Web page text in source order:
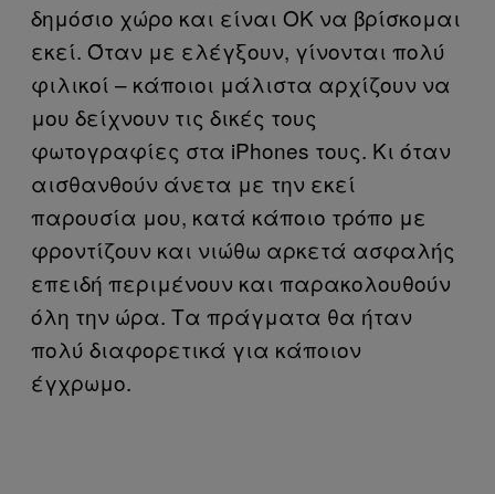
δημόσιο χώρο και είναι ΟΚ να βρίσκομαι
εκεί. Όταν με ελέγξουν, γίνονται πολύ
φιλικοί – κάποιοι μάλιστα αρχίζουν να
μου δείχνουν τις δικές τους
φωτογραφίες στα iPhones τους. Κι όταν
αισθανθούν άνετα με την εκεί
παρουσία μου, κατά κάποιο τρόπο με
φροντίζουν και νιώθω αρκετά ασφαλής
επειδή περιμένουν και παρακολουθούν
όλη την ώρα. Τα πράγματα θα ήταν
πολύ διαφορετικά για κάποιον
έγχρωμο.